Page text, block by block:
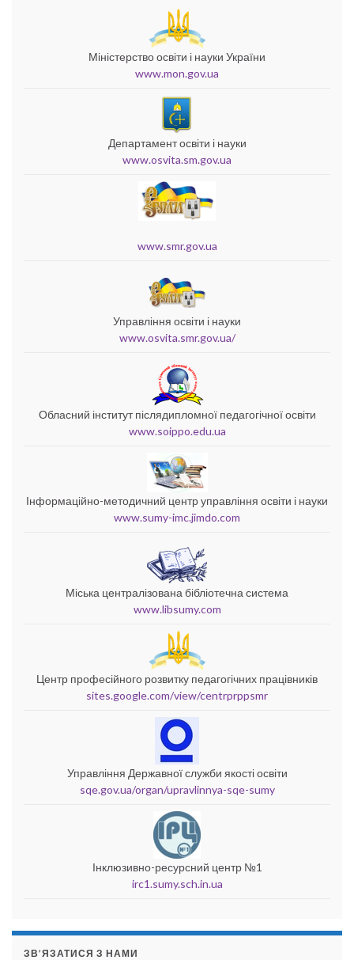
Міністерство освіти і науки України
www.mon.gov.ua
Департамент освіти і науки
www.osvita.sm.gov.ua
www.smr.gov.ua
Управління освіти і науки
www.osvita.smr.gov.ua/
Обласний інститут післядипломної педагогічної освіти
www.soippo.edu.ua
Інформаційно-методичний центр управління освіти і науки
www.sumy-imc.jimdo.com
Міська централізована бібліотечна система
www.libsumy.com
Центр професійного розвитку педагогічних працівників
sites.google.com/view/centrprppsmr
Управління Державної служби якості освіти
sqe.gov.ua/organ/upravlinnya-sqe-sumy
Інклюзивно-ресурсний центр №1
irc1.sumy.sch.in.ua
ЗВ’ЯЗАТИСЯ З НАМИ